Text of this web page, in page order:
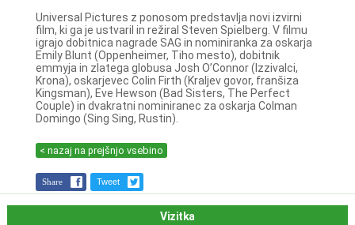
Universal Pictures z ponosom predstavlja novi izvirni
film, ki ga je ustvaril in režiral Steven Spielberg. V filmu
igrajo dobitnica nagrade SAG in nominiranka za oskarja
Emily Blunt (Oppenheimer, Tiho mesto), dobitnik
emmyja in zlatega globusa Josh O’Connor (Izzivalci,
Krona), oskarjevec Colin Firth (Kraljev govor, franšiza
Kingsman), Eve Hewson (Bad Sisters, The Perfect
Couple) in dvakratni nominiranec za oskarja Colman
Domingo (Sing Sing, Rustin).
< nazaj na prejšnjo vsebino
Share Tweet
Vizitka